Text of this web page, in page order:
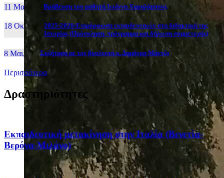
11 Μαι, 26 Βράβευση του μαθητή Ιωάννη Χαραλάμπους
18 Οκτ, 25
2025-2026:Επιμόρφωση εκπαιδευτικών στη διδακτική της
Ιστορίας (Πρόσκληση, πρόγραμμα και δήλωση συμμετοχής)
8 Μαι, 26 Συζήτηση με τον βουλευτή κ. Δημήτρη Μάντζο
Περισσότερα
Δραστηριότητες
Eκπαιδευτική μετακίνηση στην Ιταλία (Βενετία-
Βερόνα-Μιλάνο)